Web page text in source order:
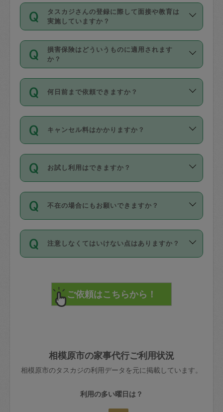
動計算で表示されます。
開始時間を２時間前後変更することが可
能です。依頼送信後、個別にタスカジさ
んにメッセージを送り調整してくださ
い。ただし、２時間を越えての調整はで
時間も被らない場合、損害保険の対象外
する前にタスカジさんのプロフィールで
確認してください。
基本的に、高所での作業や危険作業、屋
外での作業は対象外です。
主婦として長年の家事経験をお持ちの
方、栄養士・調理師といった資格者で保
育園や学校の給食やレストランで料理関
係の専門職に従事されていた方、日本で
すでにハウスキーパーや英語の先生とし
てお仕事をしているフィリピン出身の
社員など様々なバックグラウンドの方が
登録しています。
日本語も話せる方など様々です。
ールに記載していますので、各自の得意
を依頼してください。
タスカジさんの登録に際して面接や教育は
実施していますか？
応募の際に、各自事務局との面接と説明
を行っています。その後、身分証明書の
写真提出をしていただいています。外国
確認しています。タスカジさんトレーニ
ング動画を使ったセルフトレーニングの
現場トライアルを受け、合格したタスカ
ジさんが活動されています。
※テストセンターの講評は１件目のレビュ
参考
【詳細】タスカジさんの登録に際
損害保険はどういうものに適用されます
か？
依頼者とタスカジさんとの間でタスカジ
を通して成立した作業時間内での作業に
適用されます。作業範囲は、掃除、洗
です。作業中に物を壊したり、人にけが
をさせたりした場合が対象で、補償金額
す。
写真を撮り、
詳細FAQ：
損害賠償保険について教えて
何日前まで依頼できますか？
ご依頼は、現在を起点に3日後（72時間
以降）の日時から受付可能となっていま
す。
タスカジさんへ「募集」をかけることが
可能です。
キャンセル料はかかりますか？
キャンセル料には、以下の2種類がありま
す。
1. 直前キャンセル（定期、スポット契約
共通）
72時間を超える※と、以下のキャンセル
料が発生します。
直前キャンセル料：
72時間前〜24時間前＝依頼料金の50%
依頼者不在による当日キャンセル＝依頼
金額の100%＋交通費全額
※例：依頼日時／土曜日午前9時開始の場
お試し利用はできますか？
「お試し利用」というメニューはありま
せんが、「一回のみ」依頼を活用するこ
とによって、気に入ったタスカジさんを
まず、条件の合う気になるタスカジさ
みてください。
その後、一番気に入ったタスカジさんに
不在の場合にもお願いできますか？
不在の場合の作業はタスカジさんの同意
が必要です。数回の依頼ののち、タスカ
ジさんと依頼者の間で十分な信頼関係が
てください。
不在時に部屋に入るためにタスカジさん
きた場合は損害保険の対象外となるので
ご注意ください。
注意しなくてはいけない点はありますか？
で、必ず鍵のかかるロッカーや金庫に入
れて依頼者の責任の元管理するよう心掛
けてください。
玉、など
あわせてこちらも参照ください：初めて
はありますか？
相模原市の家事代行ご利用状況
相模原市のタスカジの利用データを元に掲載しています。
利用の多い曜日は？